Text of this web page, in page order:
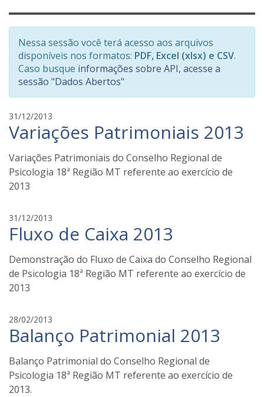
Nessa sessão você terá acesso aos arquivos
disponíveis nos formatos: PDF, Excel (xlsx) e CSV.
Caso busque informações sobre API, acesse a
sessão "Dados Abertos"
31/12/2013
a
b
a
z
Variações Patrimoniais 2013
Variações Patrimoniais do Conselho Regional de
Psicologia 18ª Região MT referente ao exercício de
2013
31/12/2013
a
b
i
a
n
z
Fluxo de Caixa 2013
Demonstração do Fluxo de Caixa do Conselho Regional
de Psicologia 18ª Região MT referente ao exercício de
2013
28/02/2013
a
b
i
a
Balanço Patrimonial 2013
Balanço Patrimonial do Conselho Regional de
Psicologia 18ª Região MT referente ao exercício de
2013.